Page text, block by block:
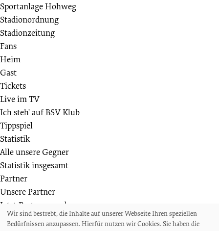
Sportanlage Hohweg
Stadionordnung
Stadionzeitung
Fans
Heim
Gast
Tickets
Live im TV
Ich steh' auf BSV Klub
Tippspiel
Statistik
Alle unsere Gegner
Statistik insgesamt
Partner
Unsere Partner
Jetzt Partner werden
Weiteres
Wir sind bestrebt, die Inhalte auf unserer Webseite Ihren speziellen
Bedürfnissen anzupassen. Hierfür nutzen wir Cookies. Sie haben die